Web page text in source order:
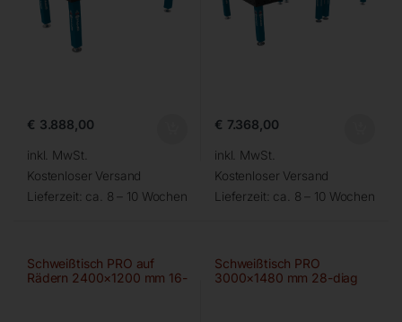
€ 3.888,00
inkl. MwSt.
Kostenloser Versand
Lieferzeit: ca. 8 – 10 Wochen
€ 7.368,00
inkl. MwSt.
Kostenloser Versand
Lieferzeit: ca. 8 – 10 Wochen
Schweißtisch PRO auf
Rädern 2400×1200 mm 16-
Schweißtisch PRO
3000×1480 mm 28-diag